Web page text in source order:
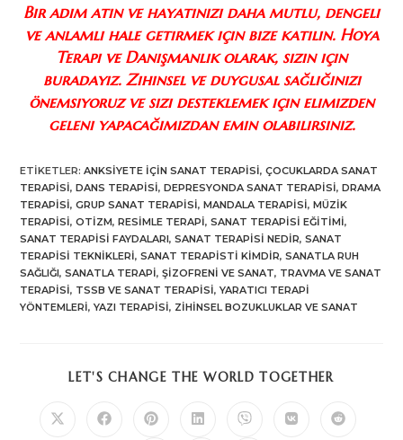
Bir adım atın ve hayatınızı daha mutlu, dengeli
ve anlamlı hale getirmek için bize katılın. Hoya
Terapi ve Danışmanlık olarak, sizin için
buradayız. Zihinsel ve duygusal sağlığınızı
önemsiyoruz ve sizi desteklemek için elimizden
geleni yapacağımızdan emin olabilirsiniz.
ETIKETLER:ANKSIYETE IÇIN SANAT TERAPISI, ÇOCUKLARDA SANAT
TERAPISI, DANS TERAPISI, DEPRESYONDA SANAT TERAPISI, DRAMA
TERAPISI, GRUP SANAT TERAPISI, MANDALA TERAPISI, MÜZIK
TERAPISI, OTIZM, RESIMLE TERAPI, SANAT TERAPISI EĞITIMI,
SANAT TERAPISI FAYDALARI, SANAT TERAPISI NEDIR, SANAT
TERAPISI TEKNIKLERI, SANAT TERAPISTI KIMDIR, SANATLA RUH
SAĞLIĞI, SANATLA TERAPI, ŞIZOFRENI VE SANAT, TRAVMA VE SANAT
TERAPISI, TSSB VE SANAT TERAPISI, YARATICI TERAPI
YÖNTEMLERI, YAZI TERAPISI, ZIHINSEL BOZUKLUKLAR VE SANAT
LET'S CHANGE THE WORLD TOGETHER
Opens Opens Opens Opens Opens Opens Opens